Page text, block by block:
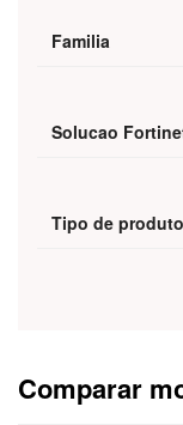
Familia
Solucao
Tipo de produto
Comparar